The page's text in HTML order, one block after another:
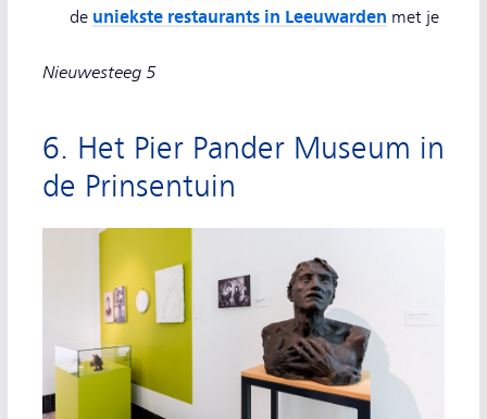
de uniekste restaurants in Leeuwarden met je
Nieuwesteeg 5
6. Het Pier Pander Museum in
de Prinsentuin